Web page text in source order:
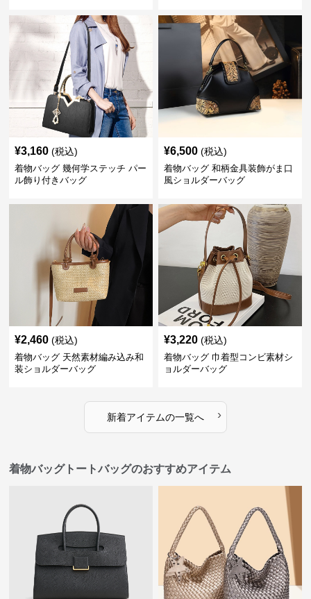
¥3,160 (税込)
着物バッグ 幾何学ステッチ パー
ル飾り付きバッグ
¥6,500 (税込)
着物バッグ 和柄金具装飾がま口
風ショルダーバッグ
¥2,460 (税込)
着物バッグ 天然素材編み込み和
装ショルダーバッグ
¥3,220 (税込)
着物バッグ 巾着型コンビ素材シ
ョルダーバッグ
新着アイテムの一覧へ ›
着物バッグトートバッグのおすすめアイテム